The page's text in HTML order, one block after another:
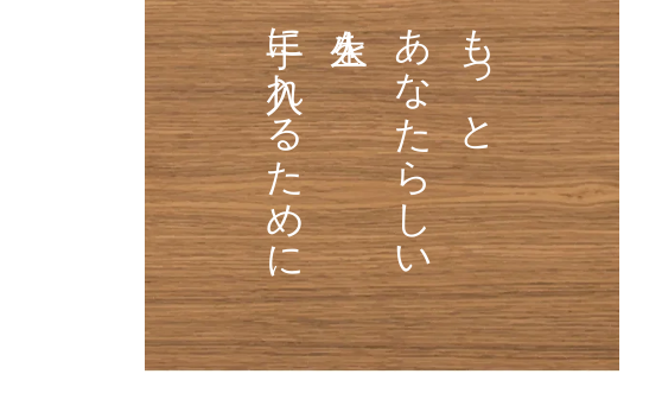
もっと
あなたらしい
人生を
手に入れるために